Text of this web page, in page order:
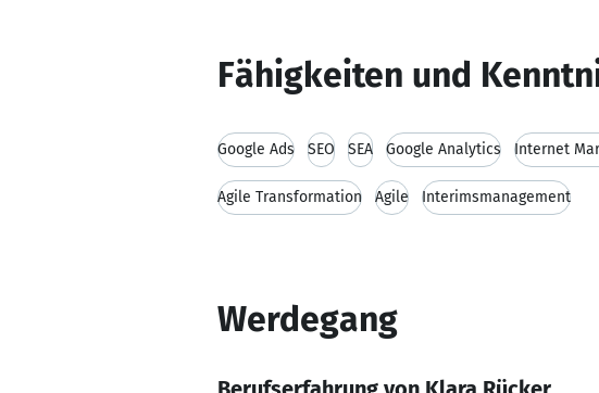
Fähigkeiten und
Google Ads SEO SEA Google Analytics Internet
Agile Transformation Agile Interimsmanagement
Werdegang